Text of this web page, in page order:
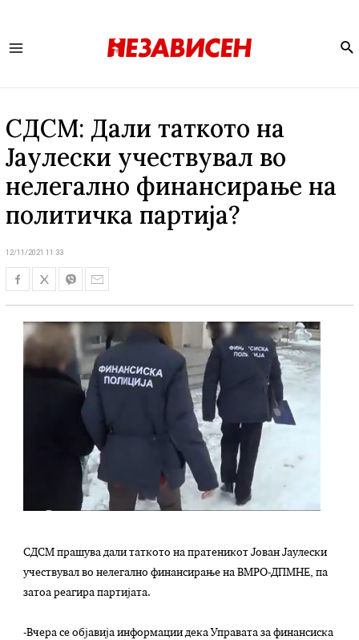
СДСМ: Дали таткото на
Јаулески учествувал во
нелегално финансирање на
политичка партија?
12/11/2021 11:33
СДСМ прашува дали таткото на пратеникот Јован Јаулески
учествувал во нелегално финансирање на ВМРО-ДПМНЕ, па
затоа реагира партијата.
-Вчера се објавија информации дека Управата за финансиска